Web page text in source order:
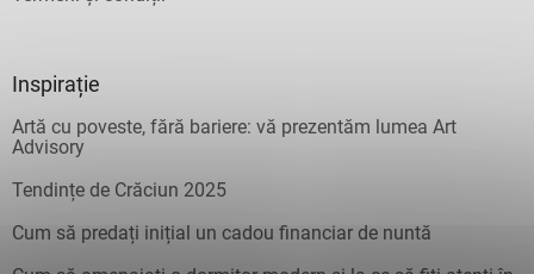
Inspirație
Artă cu poveste, fără bariere: vă prezentăm lumea Art
Advisory
Tendințe de Crăciun 2025
Cum să predați inițial un cadou financiar de nuntă